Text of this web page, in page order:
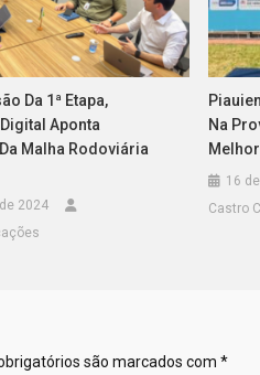
Da 1ª Etapa,
Aponta
Malha Rodoviária
2024
Na
16
Castro
são marcados com *